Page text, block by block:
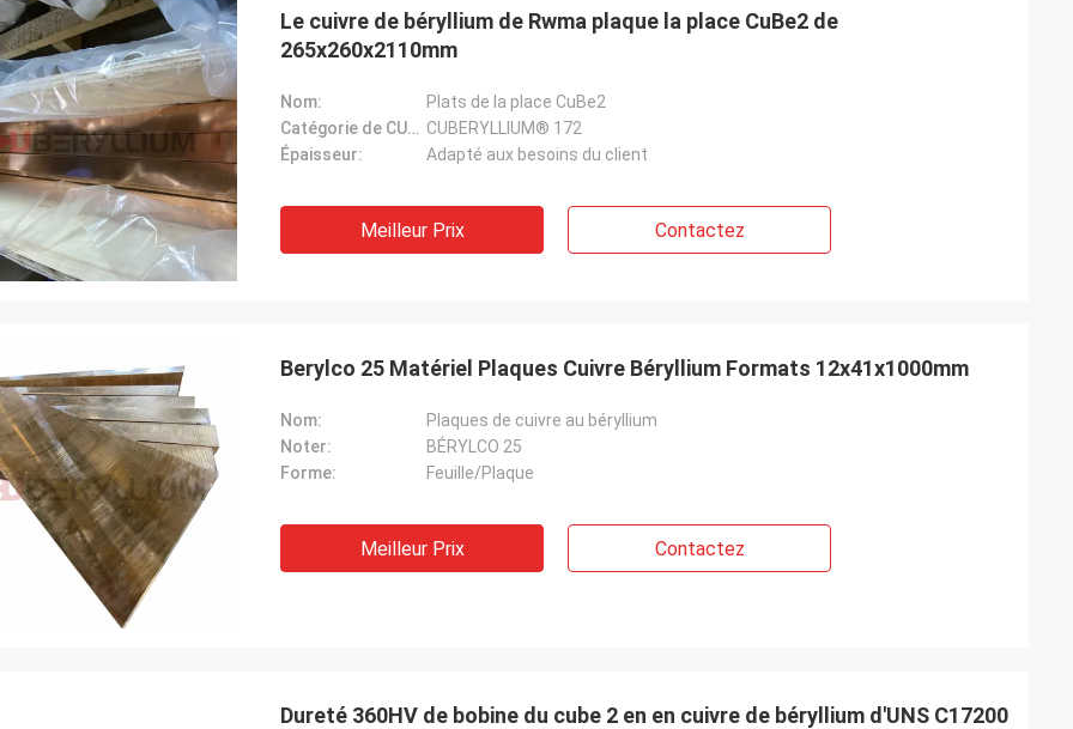
Le cuivre de béryllium de Rwma plaque la place CuBe2 de
265x260x2110mm
Nom:
Plats de la place CuBe2
Catégorie de CUBERYLLIUM®: CUBERYLLIUM® 172
Épaisseur:
Adapté aux besoins du client
Meilleur Prix Contactez
Berylco 25 Matériel Plaques Cuivre Béryllium Formats 12x41x1000mm
Nom:
Plaques de cuivre au béryllium
Noter:
BÉRYLCO 25
Forme:
Feuille/Plaque
Meilleur Prix Contactez
Dureté 360HV de bobine du cube 2 en en cuivre de béryllium d'UNS C17200